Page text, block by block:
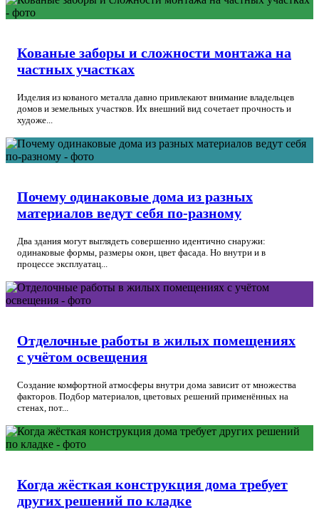
Кованые заборы и сложности монтажа на
частных участках
Изделия из кованого металла давно привлекают внимание владельцев
домов и земельных участков. Их внешний вид сочетает прочность и
художе...
Почему одинаковые дома из разных
материалов ведут себя по-разному
Два здания могут выглядеть совершенно идентично снаружи:
одинаковые формы, размеры окон, цвет фасада. Но внутри и в
процессе эксплуатац...
Отделочные работы в жилых помещениях
с учётом освещения
Создание комфортной атмосферы внутри дома зависит от множества
факторов. Подбор материалов, цветовых решений применённых на
стенах, пот...
Когда жёсткая конструкция дома требует
других решений по кладке